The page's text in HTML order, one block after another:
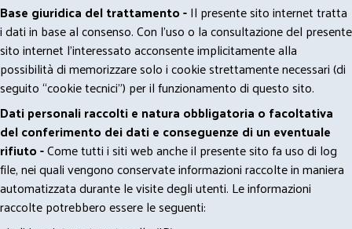
Base giuridica del trattamento -Il presente sito internet tratta
i dati in base al consenso. Con l'uso o la consultazione del presente
sito internet l’interessato acconsente implicitamente alla
possibilità di memorizzare solo i cookie strettamente necessari (di
seguito “cookie tecnici”) per il funzionamento di questo sito.
Dati personali raccolti e natura obbligatoria o facoltativa
del conferimento dei dati e conseguenze di un eventuale
rifiuto -Come tutti i siti web anche il presente sito fa uso di log
file, nei quali vengono conservate informazioni raccolte in maniera
automatizzata durante le visite degli utenti. Le informazioni
raccolte potrebbero essere le seguenti: